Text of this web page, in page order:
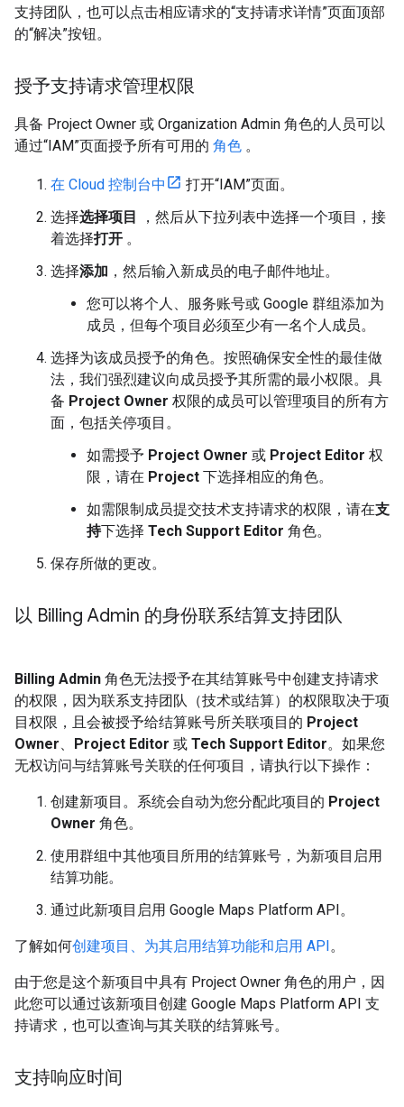
支持团队，也可以点击相应请求的“支持请求详情”页面顶部
的“解决”按钮。
授予支持请求管理权限
具备 Project Owner 或 Organization Admin 角色的人员可以
通过“IAM”页面授予所有可用的 角色 。
在 Cloud 控制台中
打开“IAM”页面。
选择选择项目
，然后从下拉列表中选择一个项目，接
着选择打开 。
选择添加 ，然后输入新成员的电子邮件地址。
您可以将个人、服务账号或 Google 群组添加为
成员，但每个项目必须至少有一名个人成员。
选择为该成员授予的角色。按照确保安全性的最佳做
法，我们强烈建议向成员授予其所需的最小权限。具
备 Project Owner 权限的成员可以管理项目的所有方
面，包括关停项目。
如需授予 Project Owner 或 Project Editor 权
限，请在 Project 下选择相应的角色。
如需限制成员提交技术支持请求的权限，请在支
持下选择 Tech Support Editor 角色。
保存所做的更改。
以 Billing Admin 的身份联系结算支持团队
Billing Admin 角色无法授予在其结算账号中创建支持请求
的权限，因为联系支持团队（技术或结算）的权限取决于项
目权限，且会被授予给结算账号所关联项目的 Project
Owner
Project Editor 或 Tech Support Editor。如果您
无权访问与结算账号关联的任何项目，请执行以下操作：
创建新项目。系统会自动为您分配此项目的 Project
Owner 角色。
使用群组中其他项目所用的结算账号，为新项目启用
结算功能。
通过此新项目启用 Google Maps Platform API。
了解如何创建项目、为其启用结算功能和启用 API。
由于您是这个新项目中具有 Project Owner 角色的用户，因
此您可以通过该新项目创建 Google Maps Platform API 支
持请求，也可以查询与其关联的结算账号。
支持响应时间